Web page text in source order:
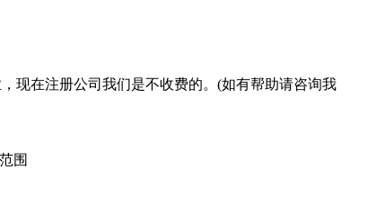
现在注册公司我们是不收费的。(如有帮助请咨询我
围